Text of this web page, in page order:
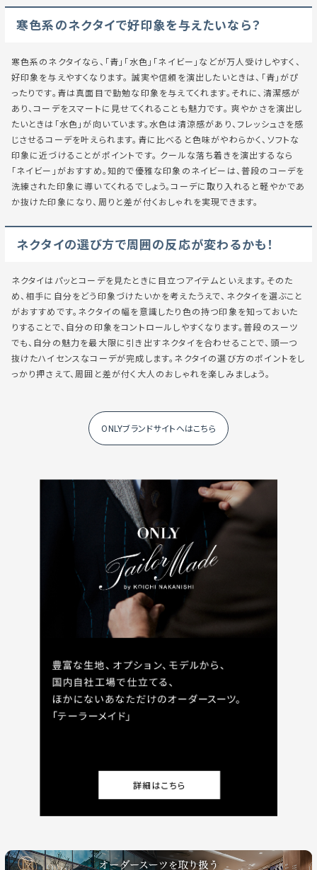
寒色系のネクタイで好印象を与えたいなら？
寒色系のネクタイなら、「青」「水色」「ネイビー」などが万人受けしやすく、
好印象を与えやすくなります。 誠実や信頼を演出したいときは、「青」がぴ
ったりです。青は真面目で勤勉な印象を与えてくれます。それに、清潔感が
あり、コーデをスマートに見せてくれることも魅力です。 爽やかさを演出し
たいときは「水色」が向いています。水色は清涼感があり、フレッシュさを感
じさせるコーデを叶えられます。青に比べると色味がやわらかく、ソフトな
印象に近づけることがポイントです。 クールな落ち着きを演出するなら
「ネイビー」がおすすめ。知的で優雅な印象のネイビーは、普段のコーデを
洗練された印象に導いてくれるでしょう。コーデに取り入れると軽やかであ
か抜けた印象になり、周りと差が付くおしゃれを実現できます。
ネクタイの選び方で周囲の反応が変わるかも！
ネクタイはパッとコーデを見たときに目立つアイテムといえます。そのた
め、相手に自分をどう印象づけたいかを考えたうえで、ネクタイを選ぶこと
がおすすめです。ネクタイの幅を意識したり色の持つ印象を知っておいた
りすることで、自分の印象をコントロールしやすくなります。普段のスーツ
でも、自分の魅力を最大限に引き出すネクタイを合わせることで、頭一つ
抜けたハイセンスなコーデが完成します。ネクタイの選び方のポイントをし
っかり押さえて、周囲と差が付く大人のおしゃれを楽しみましょう。
ONLYブランドサイトへはこちら